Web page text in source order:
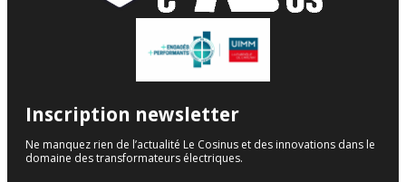
Inscription newsletter
Ne manquez rien de l’actualité Le Cosinus et des innovations dans le
domaine des transformateurs électriques.